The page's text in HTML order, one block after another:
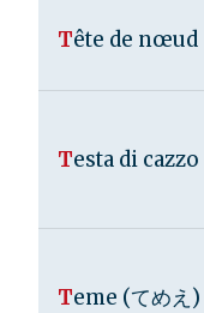
Tête de nœud
Testa di cazzo
Teme (てめえ)